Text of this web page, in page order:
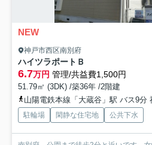
NEW
神戸市西区南別府
ハイツラポートＢ
6.7万円 管理/共益費1,500円
51.79㎡ (3DK) /築36年 /2階建
山陽電鉄本線「大蔵谷」駅 バス9分 神姫
駐輪場 閑静な住宅地 公共下水